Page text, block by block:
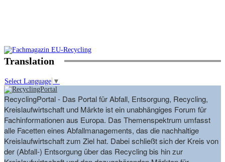
Translation
Select Language ▼
RecyclingPortal - Das Portal für Abfall, Entsorgung, Recycling,
Kreislaufwirtschaft und Märkte ist ein unabhängiges Forum für
Fachinformationen aus Europa. Das Themenspektrum umfasst
alle Facetten eines Abfallmanagements, das die nachhaltige
Kreislaufwirtschaft zum Ziel hat. Dabei schließt sich der Kreis von
der (Abfall-) Entsorgung über das Recycling bis hin zur